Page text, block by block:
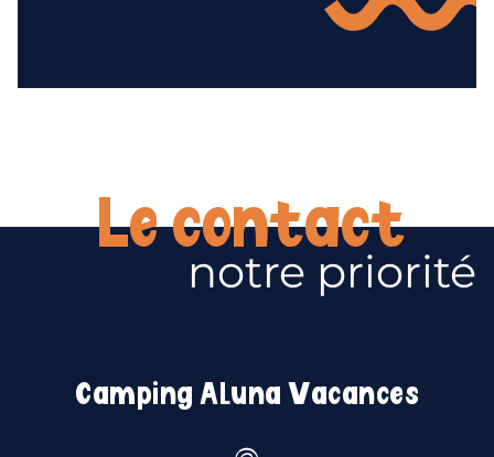
Le contact
notre priorité
Camping Aluna Vacances